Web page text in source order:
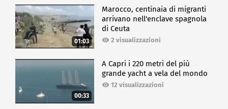
01:03
Marocco, centinaia di migranti
arrivano nell'enclave spagnola
di Ceuta
2 visualizzazioni
00:33
A Capri i 220 metri del più
grande yacht a vela del mondo
12 visualizzazioni